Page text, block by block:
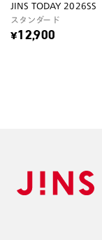
JINS TODAY 2026SS
スタンダード
¥12,900